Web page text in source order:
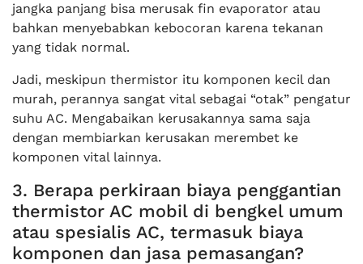
jangka panjang bisa merusak fin evaporator atau
bahkan menyebabkan kebocoran karena tekanan
yang tidak normal.
Jadi, meskipun thermistor itu komponen kecil dan
murah, perannya sangat vital sebagai “otak” pengatur
suhu AC. Mengabaikan kerusakannya sama saja
dengan membiarkan kerusakan merembet ke
komponen vital lainnya.
3. Berapa perkiraan biaya penggantian
thermistor AC mobil di bengkel umum
atau spesialis AC, termasuk biaya
komponen dan jasa pemasangan?